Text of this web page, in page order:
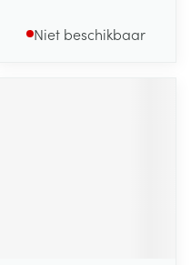
Niet beschikbaar